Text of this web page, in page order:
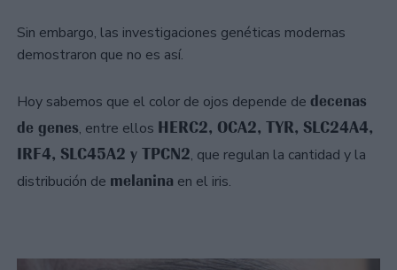
Sin embargo, las investigaciones genéticas modernas
demostraron que no es así.
Hoy sabemos que el color de ojos depende de decenas
de genes, entre ellos HERC2, OCA2, TYR, SLC24A4,
IRF4, SLC45A2 y TPCN2, que regulan la cantidad y la
distribución de melanina en el iris.